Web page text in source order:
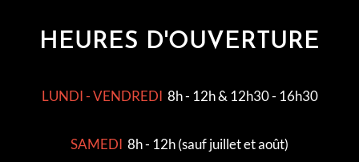
HEURES D'OUVERTURE
LUNDI - VENDREDI 8h - 12h & 12h30 - 16h30
SAMEDI 8h - 12h (sauf juillet et août)